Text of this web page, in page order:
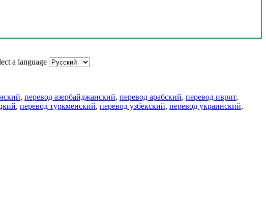
a language
, перевод азербайджанский, перевод арабский, перевод иврит,
, перевод туркменский, перевод узбекский, перевод украинский,